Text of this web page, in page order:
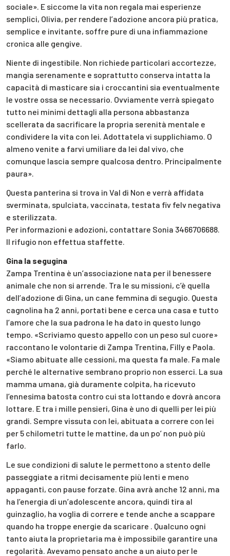
sociale». E siccome la vita non regala mai esperienze
semplici, Olivia, per rendere l’adozione ancora più pratica,
semplice e invitante, soffre pure di una infiammazione
cronica alle gengive.
Niente di ingestibile. Non richiede particolari accortezze,
mangia serenamente e soprattutto conserva intatta la
capacità di masticare sia i croccantini sia eventualmente
le vostre ossa se necessario. Ovviamente verrà spiegato
tutto nei minimi dettagli alla persona abbastanza
scellerata da sacrificare la propria serenità mentale e
condividere la vita con lei. Adottatela vi supplichiamo. O
almeno venite a farvi umiliare da lei dal vivo, che
comunque lascia sempre qualcosa dentro. Principalmente
paura».
Questa panterina si trova in Val di Non e verrà affidata
sverminata, spulciata, vaccinata, testata fiv felv negativa
e sterilizzata.
Per informazioni e adozioni, contattare Sonia 3466706688.
Il rifugio non effettua staffette.
Gina la segugina
Zampa Trentina è un’associazione nata per il benessere
animale che non si arrende. Tra le su missioni, c’è quella
dell’adozione di Gina, un cane femmina di segugio. Questa
cagnolina ha 2 anni, portati bene e cerca una casa e tutto
l’amore che la sua padrona le ha dato in questo lungo
tempo. «Scriviamo questo appello con un peso sul cuore»
raccontano le volontarie di Zampa Trentina, Filly e Paola.
«Siamo abituate alle cessioni, ma questa fa male. Fa male
perché le alternative sembrano proprio non esserci. La sua
mamma umana, già duramente colpita, ha ricevuto
l’ennesima batosta contro cui sta lottando e dovrà ancora
lottare. E tra i mille pensieri, Gina è uno di quelli per lei più
grandi. Sempre vissuta con lei, abituata a correre con lei
per 5 chilometri tutte le mattine, da un po’ non può più
farlo.
Le sue condizioni di salute le permettono a stento delle
passeggiate a ritmi decisamente più lenti e meno
appaganti, con pause forzate. Gina avrà anche 12 anni, ma
ha l’energia di un’adolescente ancora, quindi tira al
guinzaglio, ha voglia di correre e tende anche a scappare
quando ha troppe energie da scaricare . Qualcuno ogni
tanto aiuta la proprietaria ma è impossibile garantire una
regolarità. Avevamo pensato anche a un aiuto per le